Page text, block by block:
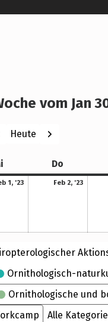
vom Jan
Zurück
Heute Weiter
Do
1, '23
1. Februar 2023
Feb 2, '23
2. Februar 2023
Ornithologisch-
Ornithologische und
Alle